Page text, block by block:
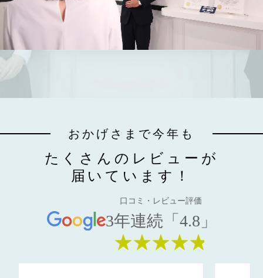
おかげさまで今年も
たくさんのレビューが
届いています！
口コミ・レビュー評価
3年連続「4.8」
★★★★★